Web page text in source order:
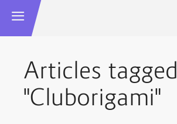
Articles tagged
"Cluborigami"